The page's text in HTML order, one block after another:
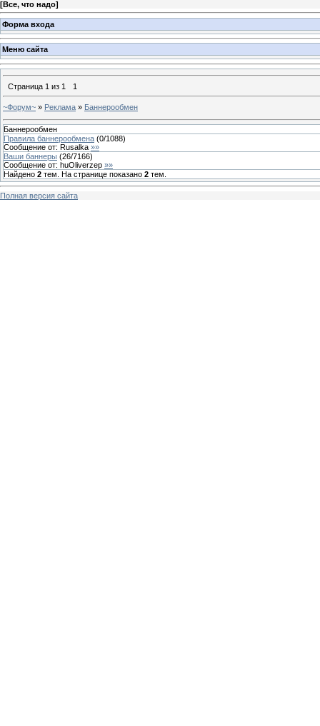
[Все, что надо]
Форма входа
Меню сайта
Страница 1 из 1 1
~Форум~ » Реклама » Баннерообмен
Баннерообмен
Правила баннерообмена (0/1088)
Сообщение от: Rusalka »»
Ваши баннеры (26/7166)
Сообщение от: huOliverzep »»
Найдено 2 тем. На странице показано 2 тем.
Полная версия сайта